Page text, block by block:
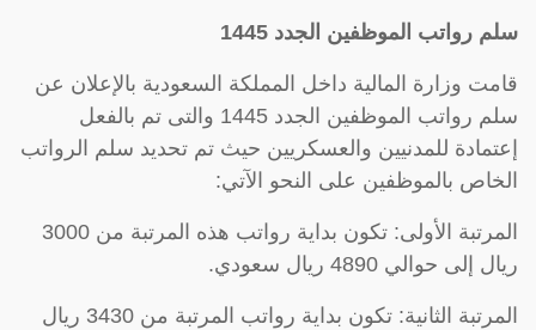
سلم رواتب الموظفين الجدد 1445
قامت وزارة المالية داخل المملكة السعودية بالإعلان عن
سلم رواتب الموظفين الجدد 1445 والتى تم بالفعل
إعتمادة للمدنيين والعسكريين حيث تم تحديد سلم الرواتب
الخاص بالموظفين على النحو الآتي:
المرتبة الأولى: تكون بداية رواتب هذه المرتبة من 3000
ريال إلى حوالي 4890 ريال سعودي.
المرتبة الثانية: تكون بداية رواتب المرتبة من 3430 ريال